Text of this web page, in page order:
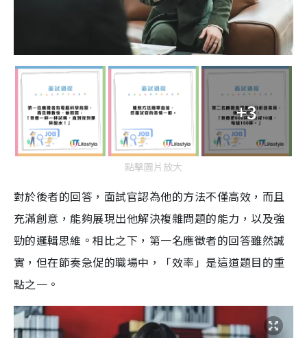
+3
點擊圖片放大
對於後者的回答，面試官認為他的方法不僅高效，而且
充滿創意，能夠展現出他解決複雜問題的能力，以及強
勁的邏輯思維。相比之下，第一名應徵者的回答雖然誠
實，但在節奏急促的職場中，「效率」是這道題目的重
點之一。